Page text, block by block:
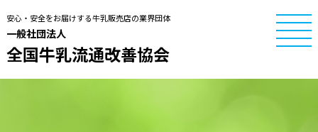
安心・安全をお届けする牛乳販売店の業界団体
一般社団法人
全国牛乳流通改善協会